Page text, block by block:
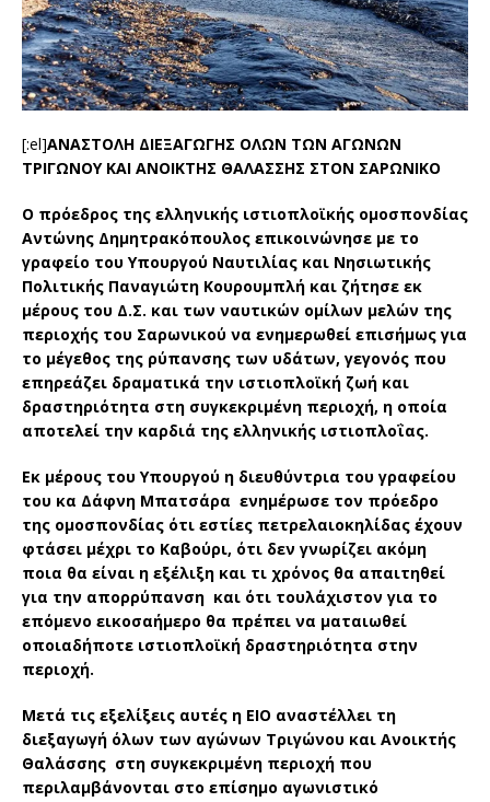
[:el]ΑΝΑΣΤΟΛΗ ΔΙΕΞΑΓΩΓΗΣ ΟΛΩΝ ΤΩΝ ΑΓΩΝΩΝ
ΤΡΙΓΩΝΟΥ ΚΑΙ ΑΝΟΙΚΤΗΣ ΘΑΛΑΣΣΗΣ ΣΤΟΝ ΣΑΡΩΝΙΚΟ
Ο πρόεδρος της ελληνικής ιστιοπλοϊκής ομοσπονδίας
Αντώνης Δημητρακόπουλος επικοινώνησε με το
γραφείο του Υπουργού Ναυτιλίας και Νησιωτικής
Πολιτικής Παναγιώτη Κουρουμπλή και ζήτησε εκ
μέρους του Δ.Σ. και των ναυτικών ομίλων μελών της
περιοχής του Σαρωνικού να ενημερωθεί επισήμως για
το μέγεθος της ρύπανσης των υδάτων, γεγονός που
επηρεάζει δραματικά την ιστιοπλοϊκή ζωή και
δραστηριότητα στη συγκεκριμένη περιοχή, η οποία
αποτελεί την καρδιά της ελληνικής ιστιοπλοΐας.
Εκ μέρους του Υπουργού η διευθύντρια του γραφείου
του κα Δάφνη Μπατσάρα ενημέρωσε τον πρόεδρο
της ομοσπονδίας ότι εστίες πετρελαιοκηλίδας έχουν
φτάσει μέχρι το Καβούρι, ότι δεν γνωρίζει ακόμη
ποια θα είναι η εξέλιξη και τι χρόνος θα απαιτηθεί
για την απορρύπανση και ότι τουλάχιστον για το
επόμενο εικοσαήμερο θα πρέπει να ματαιωθεί
οποιαδήποτε ιστιοπλοϊκή δραστηριότητα στην
περιοχή.
Μετά τις εξελίξεις αυτές η ΕΙΟ αναστέλλει τη
διεξαγωγή όλων των αγώνων Τριγώνου και Ανοικτής
Θαλάσσης στη συγκεκριμένη περιοχή που
περιλαμβάνονται στο επίσημο αγωνιστικό